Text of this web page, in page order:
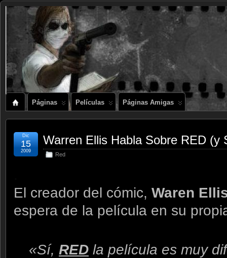
Páginas Películas Páginas Amigas
Warren Ellis Habla Sobre RED (y
Red
Dic
15
2009
El creador del cómic, Waren
espera de la película en su
«Sí, RED la película es muy